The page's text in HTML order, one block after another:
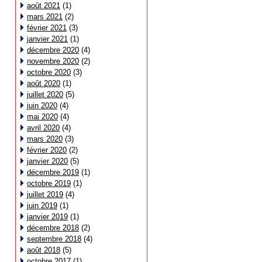
août 2021 (1)
mars 2021 (2)
février 2021 (3)
janvier 2021 (1)
décembre 2020 (4)
novembre 2020 (2)
octobre 2020 (3)
août 2020 (1)
juillet 2020 (5)
juin 2020 (4)
mai 2020 (4)
avril 2020 (4)
mars 2020 (3)
février 2020 (2)
janvier 2020 (5)
décembre 2019 (1)
octobre 2019 (1)
juillet 2019 (4)
juin 2019 (1)
janvier 2019 (1)
décembre 2018 (2)
septembre 2018 (4)
août 2018 (5)